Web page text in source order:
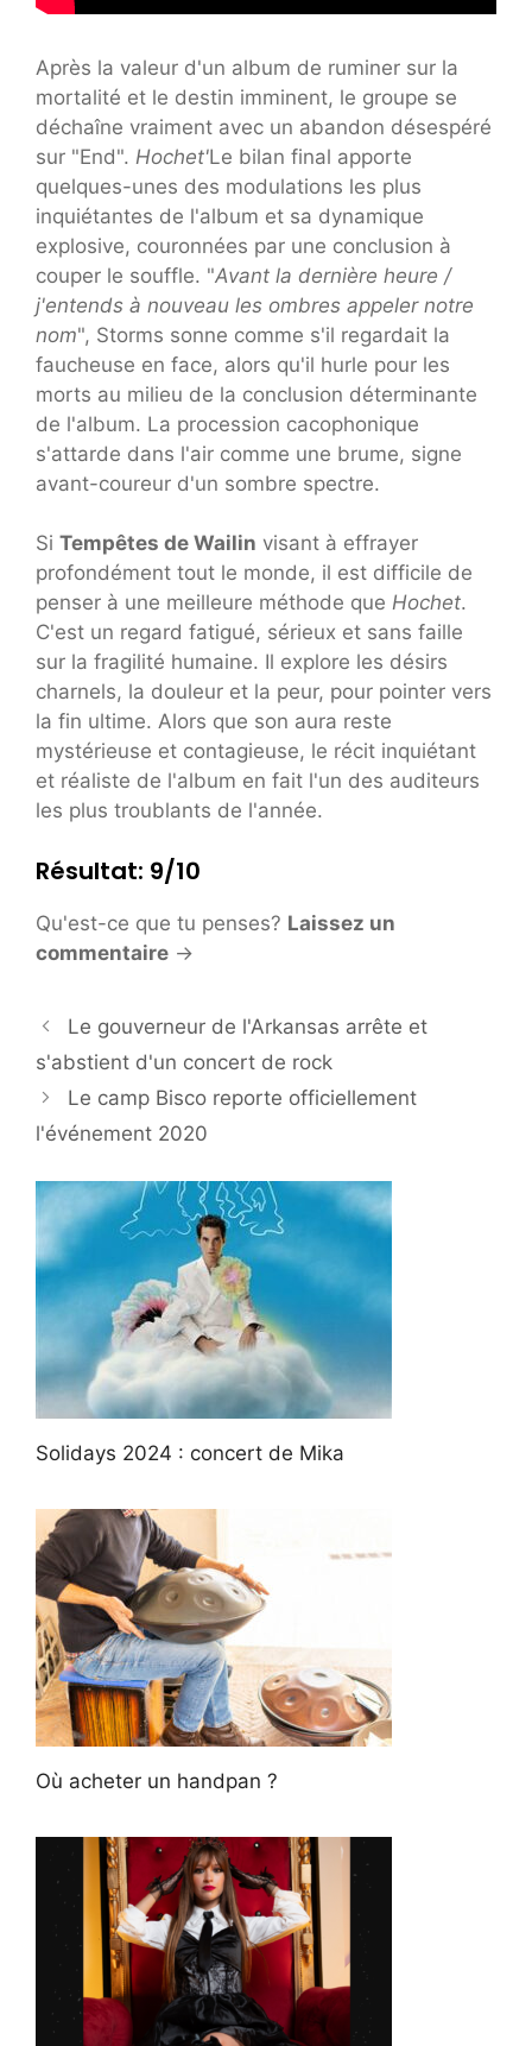
Après la valeur d'un album de ruminer sur la
mortalité et le destin imminent, le groupe se
déchaîne vraiment avec un abandon désespéré
sur "End". Hochet'Le bilan final apporte
quelques-unes des modulations les plus
inquiétantes de l'album et sa dynamique
explosive, couronnées par une conclusion à
couper le souffle. "Avant la dernière heure /
j'entends à nouveau les ombres appeler notre
nom", Storms sonne comme s'il regardait la
faucheuse en face, alors qu'il hurle pour les
morts au milieu de la conclusion déterminante
de l'album. La procession cacophonique
s'attarde dans l'air comme une brume, signe
avant-coureur d'un sombre spectre.
Si Tempêtes de Wailin visant à effrayer
profondément tout le monde, il est difficile de
penser à une meilleure méthode que Hochet.
C'est un regard fatigué, sérieux et sans faille
sur la fragilité humaine. Il explore les désirs
charnels, la douleur et la peur, pour pointer vers
la fin ultime. Alors que son aura reste
mystérieuse et contagieuse, le récit inquiétant
et réaliste de l'album en fait l'un des auditeurs
les plus troublants de l'année.
Résultat: 9/10
Qu'est-ce que tu penses? Laissez un
commentaire →
Le gouverneur de l'Arkansas arrête et
s'abstient d'un concert de rock
Le camp Bisco reporte officiellement
l'événement 2020
Solidays 2024 : concert de Mika
Où acheter un handpan ?